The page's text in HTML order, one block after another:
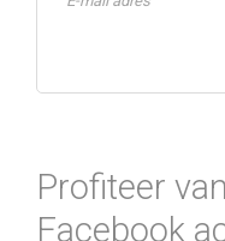
Profiteer
Facebook